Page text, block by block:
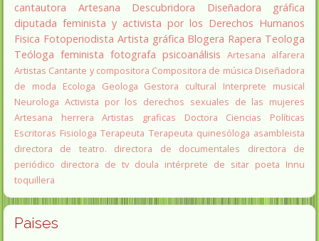
cantautora
Artesana Descubridora
Diseñadora gráfica
diputada feminista y activista por los Derechos Humanos
Fisica Fotoperiodista Artista gráfica Blogera Rapera Teologa
Teóloga feminista fotografa psicoanálisis Artesana alfarera
Artistas Cantante y compositora Compositora de música Diseñadora
de moda
Ecologa Geologa Gestora cultural
Interprete musical
Neurologa Activista por los derechos sexuales de las mujeres
Artesana herrera
Artistas graficas
Doctora Ciencias Políticas
Escritoras Fisiologa Terapeuta Terapeuta quinesóloga asambleista
directora de teatro.
directora de documentales
directora de
periódico directora de tv doula intérprete de sitar poeta Innu
toquillera
Paises